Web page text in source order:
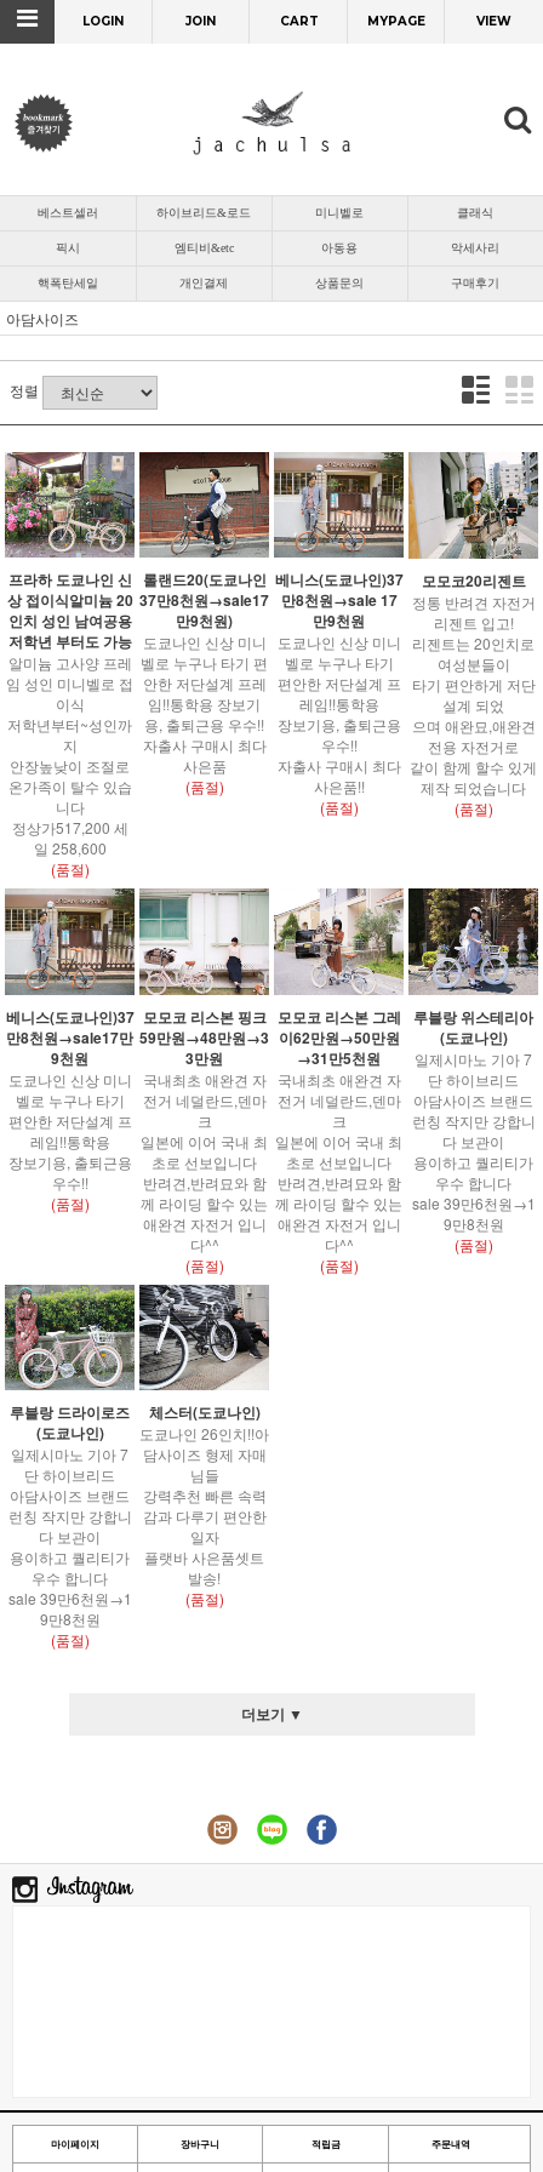
LOGIN JOIN CART MYPAGE VIEW
베스트셀러 하이브리드&로드 미니벨로 클래식
픽시 엠티비&etc 아동용 악세사리
핵폭탄세일 개인결제 상품문의 구매후기
아담사이즈
정렬
프라하 도쿄나인 신
상 접이식알미늄 20
인치 성인 남여공용
저학년 부터도 가능
알미늄 고사양 프레
임 성인 미니벨로 접
이식
저학년부터~성인까
지
안장높낮이 조절로
온가족이 탈수 있습
니다
정상가517,200 세
일 258,600
(품절)
롤랜드20(도쿄나인
37만8천원→sale17
만9천원)
도쿄나인 신상 미니
벨로 누구나 타기 편
안한 저단설계 프레
임!!통학용 장보기
용, 출퇴근용 우수!!
자출사 구매시 최다
사은품
(품절)
베니스(도쿄나인)37
만8천원→sale 17
만9천원
도쿄나인 신상 미니
벨로 누구나 타기
편안한 저단설계 프
레임!!통학용
장보기용, 출퇴근용
우수!!
자출사 구매시 최다
사은품!!
(품절)
모모코20리젠트
정통 반려견 자전거
리젠트 입고!
리젠트는 20인치로
여성분들이
타기 편안하게 저단
설계 되었
으며 애완묘,애완견
전용 자전거로
같이 함께 할수 있게
제작 되었습니다
(품절)
베니스(도쿄나인)37
만8천원→sale17만
9천원
도쿄나인 신상 미니
벨로 누구나 타기
편안한 저단설계 프
레임!!통학용
장보기용, 출퇴근용
우수!!
(품절)
모모코 리스본 핑크
59만원→48만원→3
3만원
국내최초 애완견 자
전거 네덜란드,덴마
크
일본에 이어 국내 최
초로 선보입니다
반려견,반려묘와 함
께 라이딩 할수 있는
애완견 자전거 입니
다^^
(품절)
모모코 리스본 그레
이62만원→50만원
→31만5천원
국내최초 애완견 자
전거 네덜란드,덴마
크
일본에 이어 국내 최
초로 선보입니다
반려견,반려묘와 함
께 라이딩 할수 있는
애완견 자전거 입니
다^^
(품절)
루블랑 위스테리아
(도쿄나인)
일제시마노 기아 7
단 하이브리드
아담사이즈 브랜드
런칭 작지만 강합니
다 보관이
용이하고 퀄리티가
우수 합니다
sale 39만6천원→1
9만8천원
(품절)
루블랑 드라이로즈
(도쿄나인)
일제시마노 기아 7
단 하이브리드
아담사이즈 브랜드
런칭 작지만 강합니
다 보관이
용이하고 퀄리티가
우수 합니다
sale 39만6천원→1
9만8천원
(품절)
체스터(도쿄나인)
도쿄나인 26인치!!아
담사이즈 형제 자매
님들
강력추천 빠른 속력
감과 다루기 편안한
일자
플랫바 사은품셋트
발송!
(품절)
더보기 ▼
마이페이지 장바구니 적립금 주문내역